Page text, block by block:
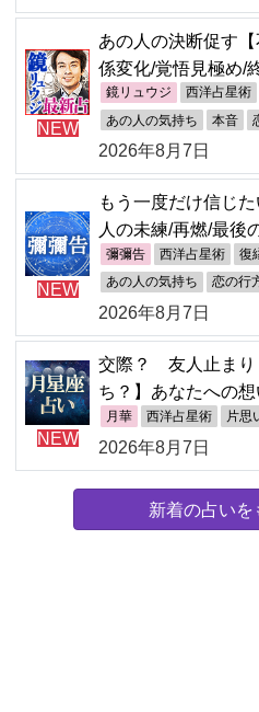
NEW
あの人の決断促す
係変化/覚悟見極め/
鏡リュウジ 西洋占星術
あの人の気持ち 本音
2026年8月7日
NEW
もう一度だけ信じ
人の未練/再燃/最後
彌彌告 西洋占星術 復
あの人の気持ち 恋の行
2026年8月7日
NEW
交際？ 友人止まり
ち？】あなたへの
月華 西洋占星術 片思
2026年8月7日
新着の占いを